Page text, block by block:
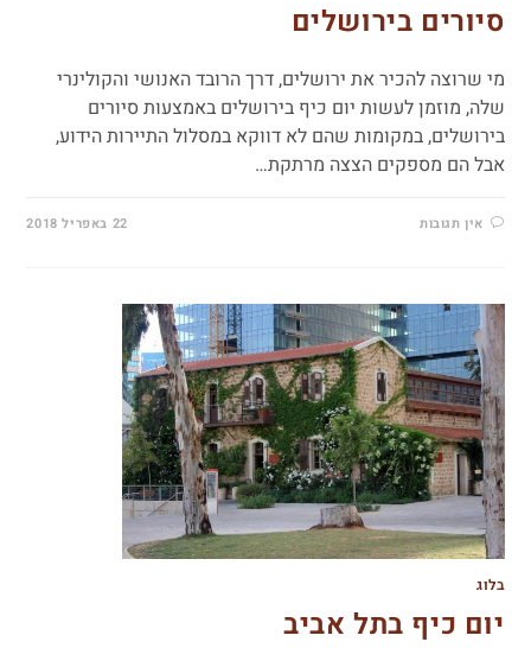
סיורים בירושלים
מי שרוצה להכיר את ירושלים, דרך הרובד האנושי והקולינרי
שלה, מוזמן לעשות יום כיף בירושלים באמצעות סיורים
בירושלים, במקומות שהם לא דווקא במסלול התיירות הידוע,
אבל הם מספקים הצצה מרתקת…
אין תגובות 22 באפריל 2018
בלוג
יום כיף בתל אביב